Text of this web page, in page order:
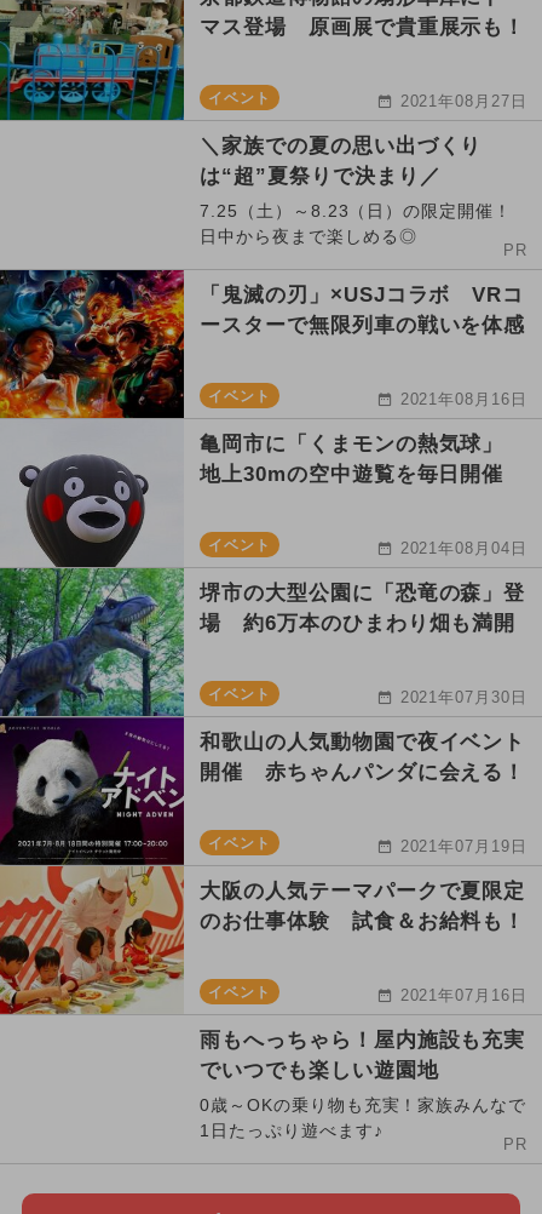
マス登場 原画展で貴重展示も！
イベント 2021年08月27日
＼家族での夏の思い出づくり
は“超”夏祭りで決まり／
7.25（土）～8.23（日）の限定開催！
日中から夜まで楽しめる◎
PR
「鬼滅の刃」×USJコラボ VRコ
ースターで無限列車の戦いを体感
イベント 2021年08月16日
亀岡市に「くまモンの熱気球」
地上30mの空中遊覧を毎日開催
イベント 2021年08月04日
堺市の大型公園に「恐竜の森」登
場 約6万本のひまわり畑も満開
イベント 2021年07月30日
和歌山の人気動物園で夜イベント
開催 赤ちゃんパンダに会える！
イベント 2021年07月19日
大阪の人気テーマパークで夏限定
のお仕事体験 試食＆お給料も！
イベント 2021年07月16日
雨もへっちゃら！屋内施設も充実
でいつでも楽しい遊園地
0歳～OKの乗り物も充実！家族みんなで
1日たっぷり遊べます♪
PR